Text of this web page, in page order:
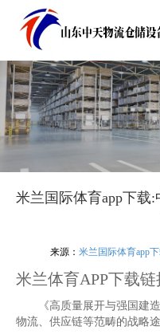
米兰国际体育app下载
来源：米兰国际体育app
米兰体育APP下载链
《高质量展开与强国建造
物流、供应链等范畴的战略